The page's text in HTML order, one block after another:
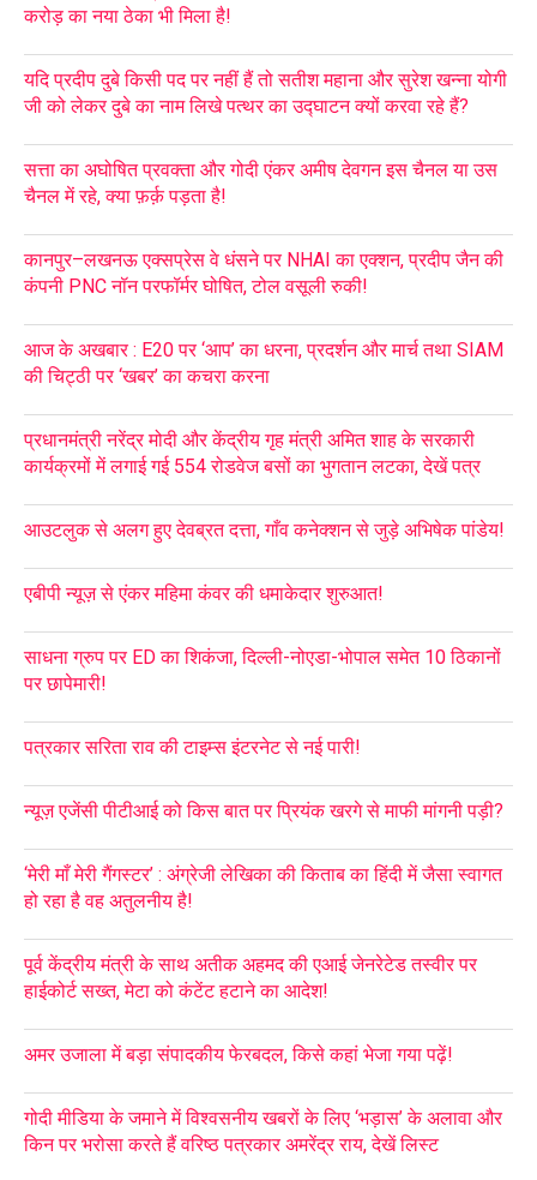
करोड़ का नया ठेका भी मिला है!
यदि प्रदीप दुबे किसी पद पर नहीं हैं तो सतीश महाना और सुरेश खन्ना योगी
जी को लेकर दुबे का नाम लिखे पत्थर का उद्घाटन क्यों करवा रहे हैं?
सत्ता का अघोषित प्रवक्ता और गोदी एंकर अमीष देवगन इस चैनल या उस
चैनल में रहे, क्या फ़र्क़ पड़ता है!
कानपुर–लखनऊ एक्सप्रेस वे धंसने पर NHAI का एक्शन, प्रदीप जैन की
कंपनी PNC नॉन परफॉर्मर घोषित, टोल वसूली रुकी!
आज के अखबार : E20 पर ‘आप’ का धरना, प्रदर्शन और मार्च तथा SIAM
की चिट्ठी पर ‘खबर’ का कचरा करना
प्रधानमंत्री नरेंद्र मोदी और केंद्रीय गृह मंत्री अमित शाह के सरकारी
कार्यक्रमों में लगाई गई 554 रोडवेज बसों का भुगतान लटका, देखें पत्र
आउटलुक से अलग हुए देवब्रत दत्ता, गाँव कनेक्शन से जुड़े अभिषेक पांडेय!
एबीपी न्यूज़ से एंकर महिमा कंवर की धमाकेदार शुरुआत!
साधना ग्रुप पर ED का शिकंजा, दिल्ली-नोएडा-भोपाल समेत 10 ठिकानों
पर छापेमारी!
पत्रकार सरिता राव की टाइम्स इंटरनेट से नई पारी!
न्यूज़ एजेंसी पीटीआई को किस बात पर प्रियंक खरगे से माफी मांगनी पड़ी?
‘मेरी माँ मेरी गैंगस्टर’ : अंग्रेजी लेखिका की किताब का हिंदी में जैसा स्वागत
हो रहा है वह अतुलनीय है!
पूर्व केंद्रीय मंत्री के साथ अतीक अहमद की एआई जेनरेटेड तस्वीर पर
हाईकोर्ट सख्त, मेटा को कंटेंट हटाने का आदेश!
अमर उजाला में बड़ा संपादकीय फेरबदल, किसे कहां भेजा गया पढ़ें!
गोदी मीडिया के जमाने में विश्वसनीय खबरों के लिए ‘भड़ास’ के अलावा और
किन पर भरोसा करते हैं वरिष्ठ पत्रकार अमरेंद्र राय, देखें लिस्ट